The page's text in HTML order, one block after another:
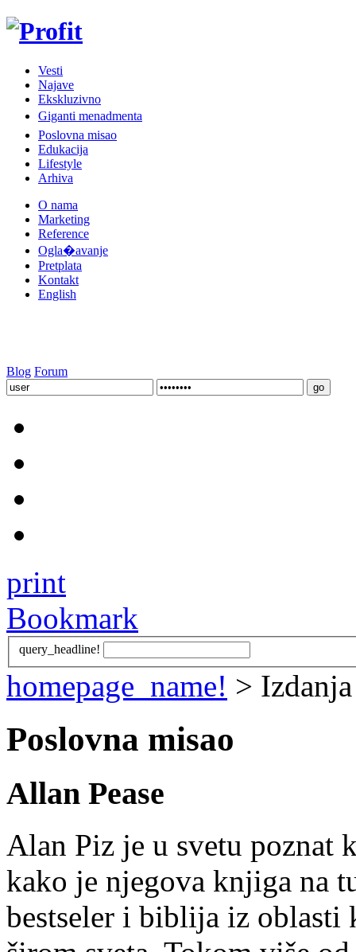
Vesti
Najave
Ekskluzivno
Giganti menadmenta
Poslovna misao
Edukacija
Lifestyle
Arhiva
O nama
Marketing
Reference
Ogla�avanje
Pretplata
Kontakt
English
Blog Forum
print
Bookmark
query_headline!
homepage_name! >
Poslovna misao
Allan Pease
Alan Piz je u svetu poznat
kako je njegova knjiga na
bestseler i biblija iz oblasti